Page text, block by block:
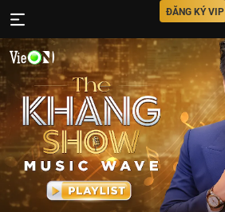
ĐĂNG KÝ VIP